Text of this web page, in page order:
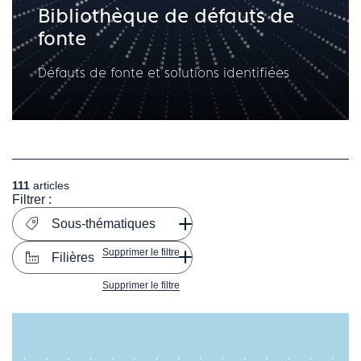
Bibliothèque de défauts de
fonte
Défauts de fonte et solutions identifiées
111 articles
Filtrer :
Sous-thématiques
Supprimer le filtre
Filières
Supprimer le filtre